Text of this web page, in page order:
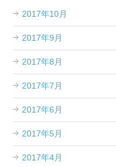
2017年10月
2017年9月
2017年8月
2017年7月
2017年6月
2017年5月
2017年4月